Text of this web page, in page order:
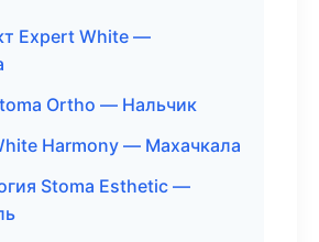
Expert White —
Ortho — Нальчик
Harmony — Махачкала
Stoma Esthetic —